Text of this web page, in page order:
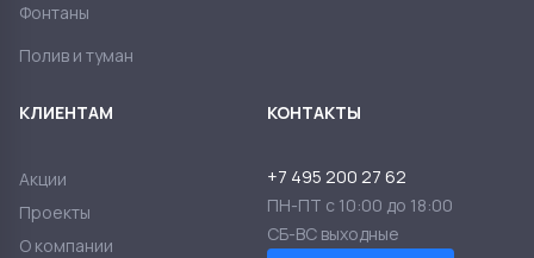
Фонтаны
Полив и туман
КЛИЕНТАМ
Акции
Проекты
О компании
КОНТАКТЫ
+7 495 200 27 62
ПН-ПТ с 10:00 до 18:00
СБ-ВС выходные